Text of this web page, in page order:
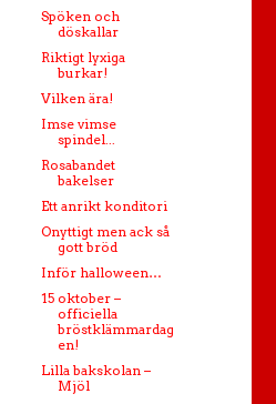
Spöken och
döskallar
Riktigt lyxiga
burkar!
Vilken ära!
Imse vimse
spindel...
Rosabandet
bakelser
Ett anrikt konditori
Onyttigt men ack så
gott bröd
Inför halloween…
15 oktober –
officiella
bröstklämmardag
en!
Lilla bakskolan –
Mjöl